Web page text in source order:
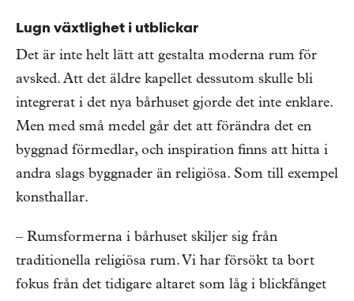
Lugn växtlighet i utblickar
Det är inte helt lätt att gestalta moderna rum för
avsked. Att det äldre kapellet dessutom skulle bli
integrerat i det nya bårhuset gjorde det inte enklare.
Men med små medel går det att förändra det en
byggnad förmedlar, och inspiration finns att hitta i
andra slags byggnader än religiösa. Som till exempel
konsthallar.
– Rumsformerna i bårhuset skiljer sig från
traditionella religiösa rum. Vi har försökt ta bort
fokus från det tidigare altaret som låg i blickfånget